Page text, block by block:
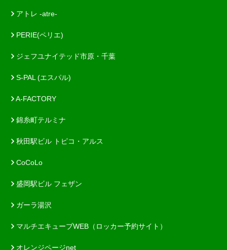
アトレ -atre-
PERIE(ペリエ)
ジェフユナイテッド市原・千葉
S-PAL (エスパル)
A-FACTORY
錦糸町テルミナ
秋田駅ビル トピコ・アルス
CoCoLo
盛岡駅ビル フェザン
ガーラ湯沢
マルチエキューブWEB（ロッカー予約サイト）
オレンジページnet